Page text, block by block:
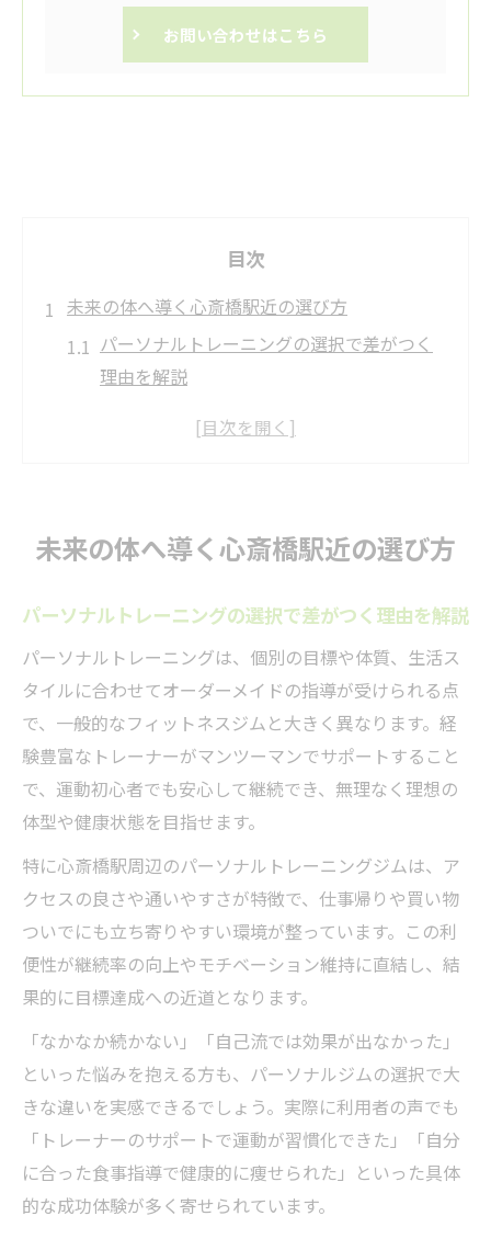
お問い合わせはこちら
目次
未来の体へ導く心斎橋駅近の選び方
パーソナルトレーニングの選択で差がつく
理由を解説
未来の体を実現するジム選びの重要ポイン
理想の体に近づくための施設比較方法とは
な失敗例
パーソナルトレーニング体験から学ぶ理想の実
現術
体験を通じて感じたパーソナルトレーニン
グの魅力
理想の体型に近づくためのトレーニング体
験談
パーソナルトレーニングで得られる成功の
秘訣
未来の体を作るための体験活用ポイント
実際に効果を実感できるパーソナルトレー
ニング方法
理想のボディを叶えるための通い方
パーソナルトレーニングで無理なく続ける
秘訣
理想の体を目指すための賢い通い方ガイド
モチベーションが続くパーソナルトレーニ
未来の体へ導く心斎橋駅近の選び方
パーソナルトレーニングの選択で差がつく理由を解説
パーソナルトレーニングは、個別の目標や体質、生活ス
タイルに合わせてオーダーメイドの指導が受けられる点
で、一般的なフィットネスジムと大きく異なります。経
験豊富なトレーナーがマンツーマンでサポートすること
で、運動初心者でも安心して継続でき、無理なく理想の
体型や健康状態を目指せます。
特に心斎橋駅周辺のパーソナルトレーニングジムは、ア
クセスの良さや通いやすさが特徴で、仕事帰りや買い物
ついでにも立ち寄りやすい環境が整っています。この利
便性が継続率の向上やモチベーション維持に直結し、結
果的に目標達成への近道となります。
「なかなか続かない」「自己流では効果が出なかった」
といった悩みを抱える方も、パーソナルジムの選択で大
きな違いを実感できるでしょう。実際に利用者の声でも
「トレーナーのサポートで運動が習慣化できた」「自分
に合った食事指導で健康的に痩せられた」といった具体
的な成功体験が多く寄せられています。